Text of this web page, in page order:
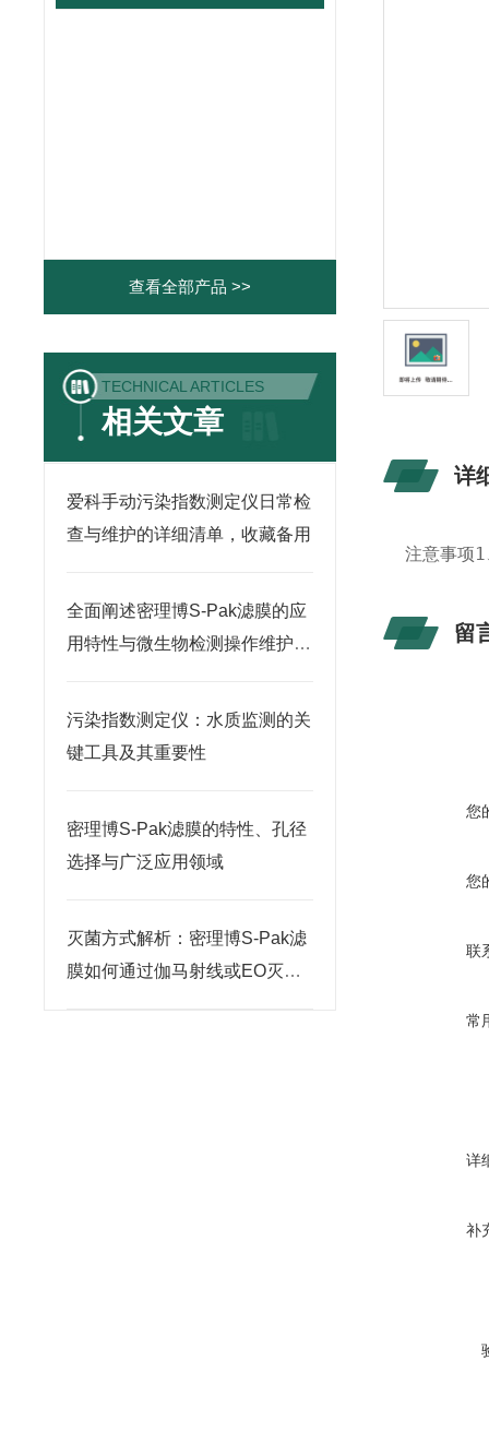
查看全部产品 >>
TECHNICAL ARTICLES
相关文章
爱科手动污染指数测定仪日常检
查与维护的详细清单，收藏备用
全面阐述密理博S-Pak滤膜的应
用特性与微生物检测操作维护指
污染指数测定仪：水质监测的关
键工具及其重要性
密理博S-Pak滤膜的特性、孔径
选择与广泛应用领域
灭菌方式解析：密理博S-Pak滤
膜如何通过伽马射线或EO灭菌
详
注意事项
留
您
您
联
常
详
补